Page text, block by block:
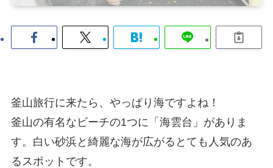
釜山旅行に来たら、やっぱり海ですよね！
釜山の有名なビーチの1つに「海雲台」がありま
す。白い砂浜と綺麗な海が広がるとても人気のあ
るスポットです。